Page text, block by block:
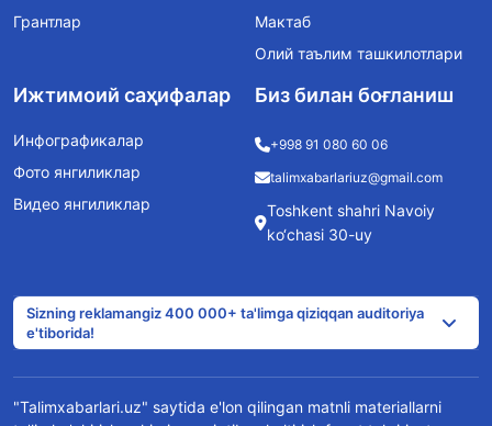
Грантлар
Мактаб
Олий таълим ташкилотлари
Ижтимоий саҳифалар
Инфографикалар
Фото янгиликлар
Видео янгиликлар
Биз билан боғланиш
+998 91 080 60 06
talimxabarlariuz@gmail.com
Toshkent shahri Navoiy
ko‘chasi 30-uy
Sizning reklamangiz 400 000+ ta'limga qiziqqan auditoriya
e'tiborida!
"Talimxabarlari.uz" saytida e'lon qilingan matnli materiallarni